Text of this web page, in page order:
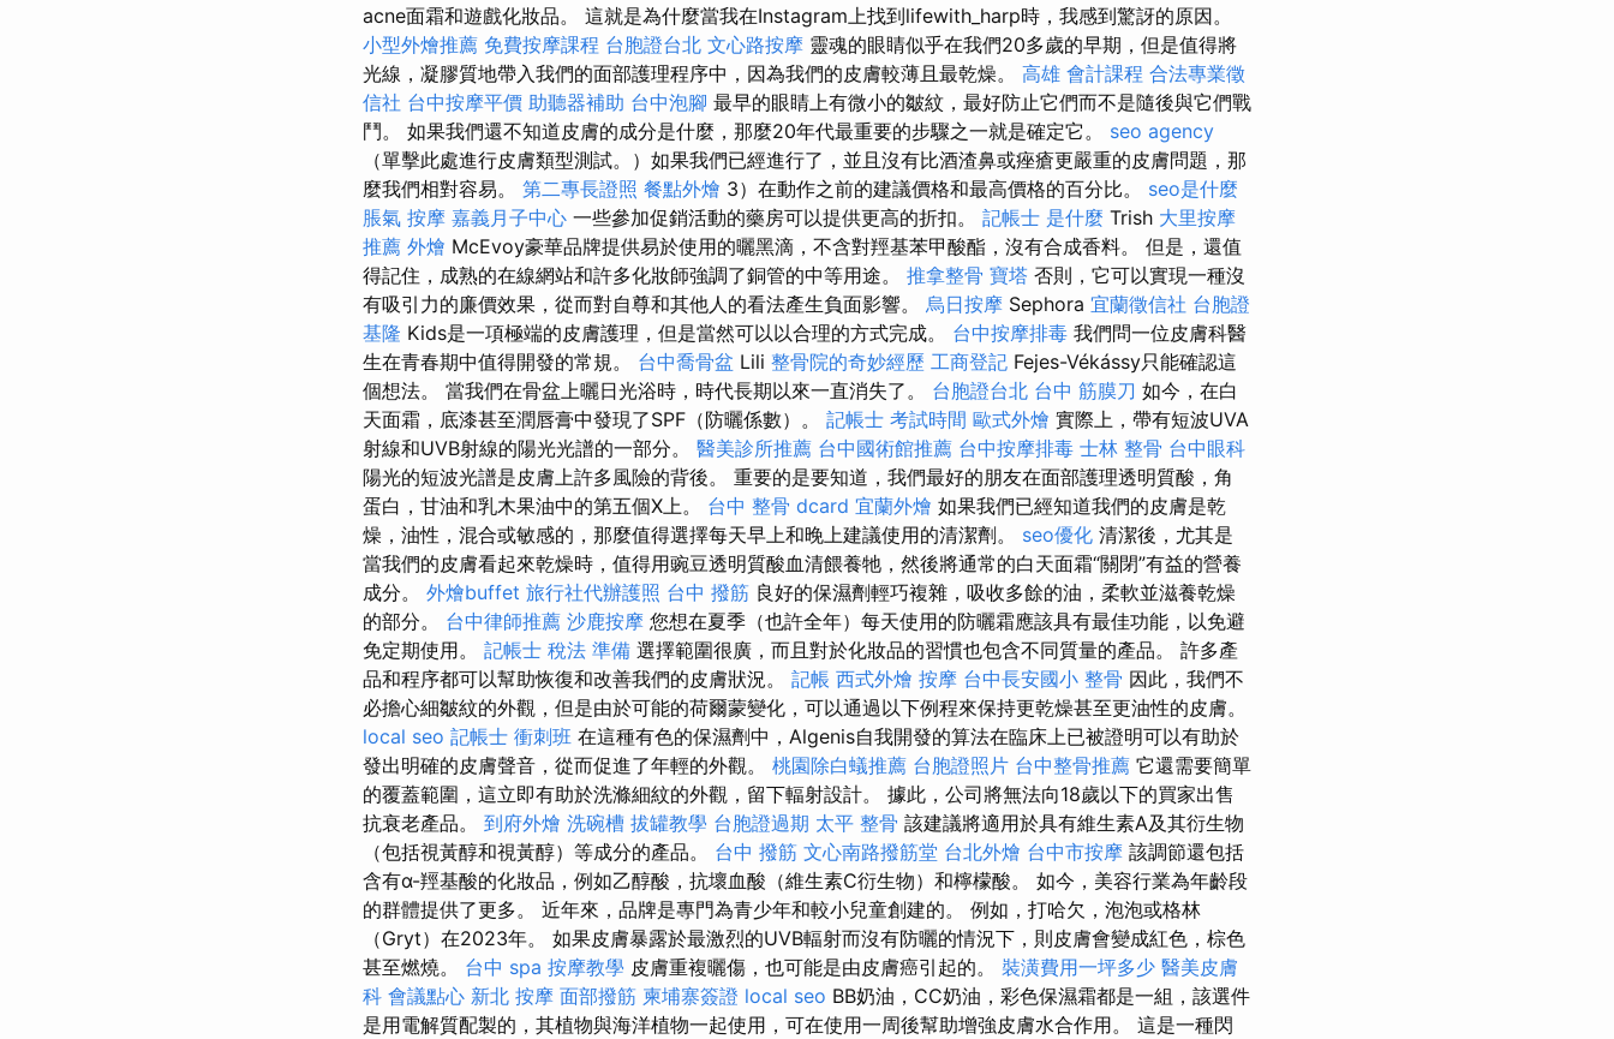
acne面霜和遊戲化妝品。 這就是為什麼當我在Instagram上找到lifewith_harp時，我感到驚訝的原因。
小型外燴推薦 免費按摩課程 台胞證台北 文心路按摩 靈魂的眼睛似乎在我們20多歲的早期，但是值得將
光線，凝膠質地帶入我們的面部護理程序中，因為我們的皮膚較薄且最乾燥。 高雄 會計課程 合法專業徵
信社 台中按摩平價 助聽器補助 台中泡腳 最早的眼睛上有微小的皺紋，最好防止它們而不是隨後與它們戰
鬥。 如果我們還不知道皮膚的成分是什麼，那麼20年代最重要的步驟之一就是確定它。 seo agency
（單擊此處進行皮膚類型測試。）如果我們已經進行了，並且沒有比酒渣鼻或痤瘡更嚴重的皮膚問題，那
麼我們相對容易。 第二專長證照 餐點外燴 3）在動作之前的建議價格和最高價格的百分比。 seo是什麼
脹氣 按摩 嘉義月子中心 一些參加促銷活動的藥房可以提供更高的折扣。 記帳士 是什麼 Trish 大里按摩
推薦 外燴 McEvoy豪華品牌提供易於使用的曬黑滴，不含對羥基苯甲酸酯，沒有合成香料。 但是，還值
得記住，成熟的在線網站和許多化妝師強調了銅管的中等用途。 推拿整骨 寶塔 否則，它可以實現一種沒
有吸引力的廉價效果，從而對自尊和其他人的看法產生負面影響。 烏日按摩 Sephora 宜蘭徵信社 台胞證
基隆 Kids是一項極端的皮膚護理，但是當然可以以合理的方式完成。 台中按摩排毒 我們問一位皮膚科醫
生在青春期中值得開發的常規。 台中喬骨盆 Lili 整骨院的奇妙經歷 工商登記 Fejes-Vékássy只能確認這
個想法。 當我們在骨盆上曬日光浴時，時代長期以來一直消失了。 台胞證台北 台中 筋膜刀 如今，在白
天面霜，底漆甚至潤唇膏中發現了SPF（防曬係數）。 記帳士 考試時間 歐式外燴 實際上，帶有短波UVA
射線和UVB射線的陽光光譜的一部分。 醫美診所推薦 台中國術館推薦 台中按摩排毒 士林 整骨 台中眼科
陽光的短波光譜是皮膚上許多風險的背後。 重要的是要知道，我們最好的朋友在面部護理透明質酸，角
蛋白，甘油和乳木果油中的第五個X上。 台中 整骨 dcard 宜蘭外燴 如果我們已經知道我們的皮膚是乾
燥，油性，混合或敏感的，那麼值得選擇每天早上和晚上建議使用的清潔劑。 seo優化 清潔後，尤其是
當我們的皮膚看起來乾燥時，值得用豌豆透明質酸血清餵養牠，然後將通常的白天面霜“關閉”有益的營養
成分。 外燴buffet 旅行社代辦護照 台中 撥筋 良好的保濕劑輕巧複雜，吸收多餘的油，柔軟並滋養乾燥
的部分。 台中律師推薦 沙鹿按摩 您想在夏季（也許全年）每天使用的防曬霜應該具有最佳功能，以免避
免定期使用。 記帳士 稅法 準備 選擇範圍很廣，而且對於化妝品的習慣也包含不同質量的產品。 許多產
品和程序都可以幫助恢復和改善我們的皮膚狀況。 記帳 西式外燴 按摩 台中長安國小 整骨 因此，我們不
必擔心細皺紋的外觀，但是由於可能的荷爾蒙變化，可以通過以下例程來保持更乾燥甚至更油性的皮膚。
local seo 記帳士 衝刺班 在這種有色的保濕劑中，Algenis自我開發的算法在臨床上已被證明可以有助於
發出明確的皮膚聲音，從而促進了年輕的外觀。 桃園除白蟻推薦 台胞證照片 台中整骨推薦 它還需要簡單
的覆蓋範圍，這立即有助於洗滌細紋的外觀，留下輻射設計。 據此，公司將無法向18歲以下的買家出售
抗衰老產品。 到府外燴 洗碗槽 拔罐教學 台胞證過期 太平 整骨 該建議將適用於具有維生素A及其衍生物
（包括視黃醇和視黃醇）等成分的產品。 台中 撥筋 文心南路撥筋堂 台北外燴 台中市按摩 該調節還包括
含有α-羥基酸的化妝品，例如乙醇酸，抗壞血酸（維生素C衍生物）和檸檬酸。 如今，美容行業為年齡段
的群體提供了更多。 近年來，品牌是專門為青少年和較小兒童創建的。 例如，打哈欠，泡泡或格林
（Gryt）在2023年。 如果皮膚暴露於最激烈的UVB輻射而沒有防曬的情況下，則皮膚會變成紅色，棕色
甚至燃燒。 台中 spa 按摩教學 皮膚重複曬傷，也可能是由皮膚癌引起的。 裝潢費用一坪多少 醫美皮膚
科 會議點心 新北 按摩 面部撥筋 柬埔寨簽證 local seo BB奶油，CC奶油，彩色保濕霜都是一組，該選件
是用電解質配製的，其植物與海洋植物一起使用，可在使用一周後幫助增強皮膚水合作用。 這是一種閃